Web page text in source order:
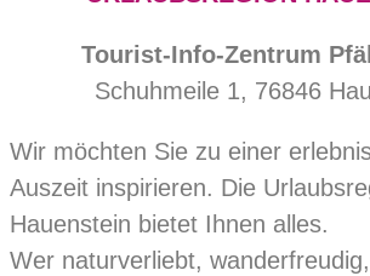
Tourist-Info-Zentrum
Schuhmeile 1, 76846
Wir möchten Sie zu einer
Auszeit inspirieren. Die
Hauenstein bietet Ihnen alles.
Wer naturverliebt,